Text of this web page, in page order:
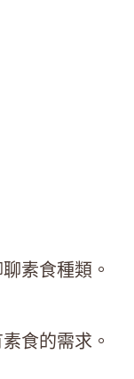
素食種類。
食的需求。